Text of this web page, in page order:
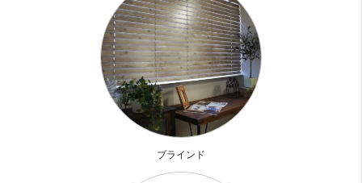
一番気になるのは、、、
やっぱりバスルーム全員集合でしょ
入り口から～、
洗面、トイレ、バス、バルコニーと規則正しくお利口に並ん
すべてがガラス張り！！恥ずかしいです
ブラインド